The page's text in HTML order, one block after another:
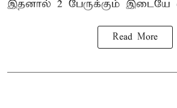
இதனால் 2 பேருக்கும் இடையே
Read More